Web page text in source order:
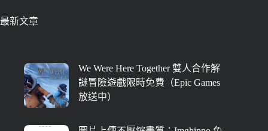
最新文章
We Were Here Together 雙人合作解
謎冒險遊戲限時免費（Epic Games
放送中）